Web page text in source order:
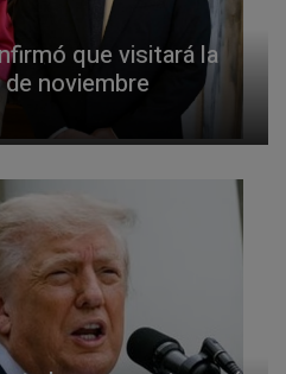
que visitará la
noviembre